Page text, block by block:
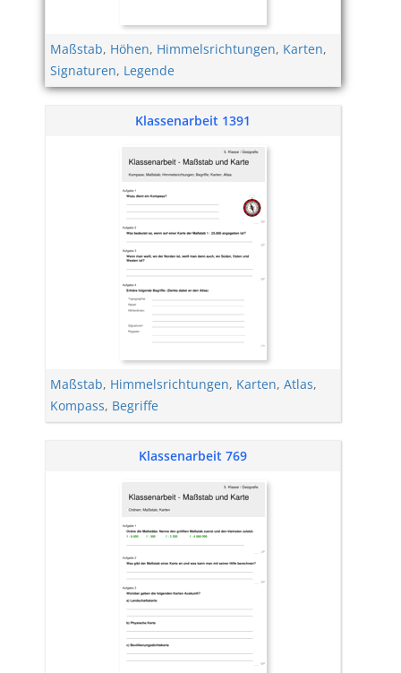
Maßstab, Höhen, Himmelsrichtungen, Karten,
Signaturen, Legende
Klassenarbeit 1391
Maßstab, Himmelsrichtungen, Karten, Atlas,
Kompass, Begriffe
Klassenarbeit 769